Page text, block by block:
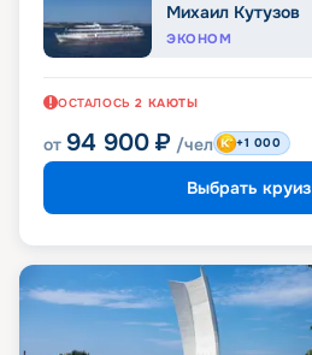
Михаил Кутузов
ЭКОНОМ
ОСТАЛОСЬ 2 КАЮТЫ
от 94 900 ₽ /чел +1 000
Выбрать круиз